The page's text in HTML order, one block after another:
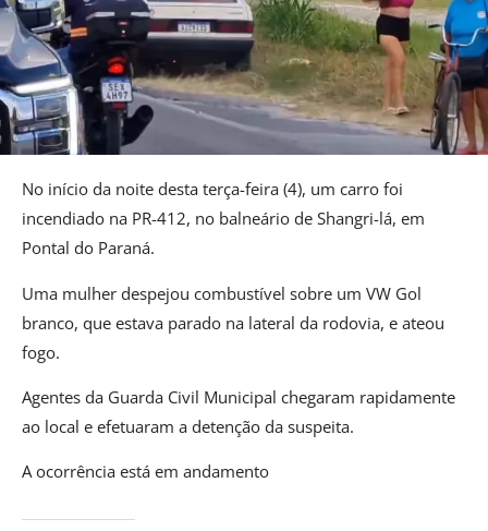
No início da noite desta terça-feira (4), um carro foi
incendiado na PR-412, no balneário de Shangri-lá, em
Pontal do Paraná.
Uma mulher despejou combustível sobre um VW Gol
branco, que estava parado na lateral da rodovia, e ateou
fogo.
Agentes da Guarda Civil Municipal chegaram rapidamente
ao local e efetuaram a detenção da suspeita.
A ocorrência está em andamento